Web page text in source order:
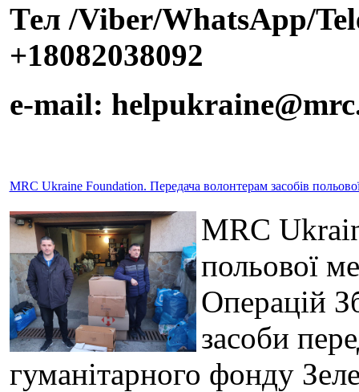
Тел /Viber/WhatsApp/
+18082038092
e-mail:
MRC Ukraine Foundation. Передача волонтерам засобів
MRC
польової
Операцій
засоби
гуманітарного фонду